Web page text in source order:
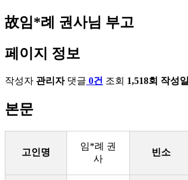
故임*례 권사님 부고
페이지 정보
작성자 관리자 댓글 0건 조회 1,518회 작성일
본문
고인명
임*례 권
사
빈소